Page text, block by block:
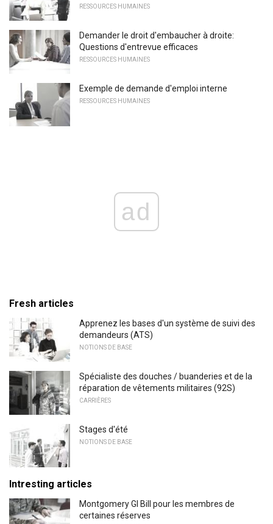
RESSOURCES HUMAINES
Demander le droit d'embaucher à droite:
Questions d'entrevue efficaces
RESSOURCES HUMAINES
Exemple de demande d'emploi interne
RESSOURCES HUMAINES
ad
Fresh articles
Apprenez les bases d'un système de suivi des
demandeurs (ATS)
NOTIONS DE BASE
Spécialiste des douches / buanderies et de la
réparation de vêtements militaires (92S)
CARRIÈRES
Stages d'été
NOTIONS DE BASE
Intresting articles
Montgomery GI Bill pour les membres de
certaines réserves